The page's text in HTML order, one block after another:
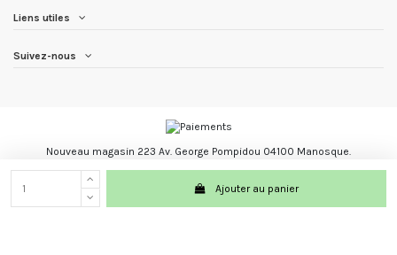
Ajouter au panier
Liens utiles
Suivez-nous
Nouveau magasin 223 Av. George Pompidou 04100 Manosque.
Les Trésors du Brésil marque registré.